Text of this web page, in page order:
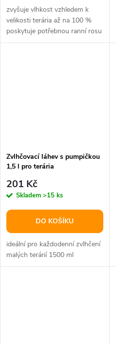
zvyšuje vlhkost vzhledem k
velikosti terária až na 100 %
poskytuje potřebnou ranní rosu
v pouštních teráriích a...
Zvlhčovací láhev s pumpičkou
1,5 l pro terária
201 Kč
Skladem >15 ks
DO KOŠÍKU
ideální pro každodenní zvlhčení
malých terárií 1500 ml